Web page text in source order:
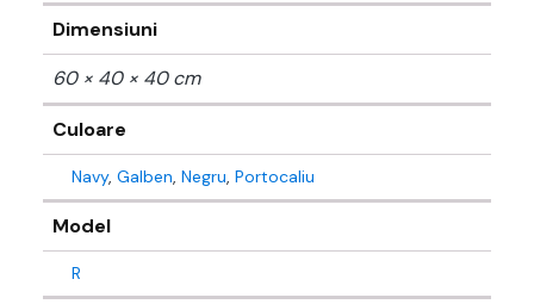
Dimensiuni
60 × 40 × 40 cm
Culoare
Navy, Galben, Negru, Portocaliu
Model
R